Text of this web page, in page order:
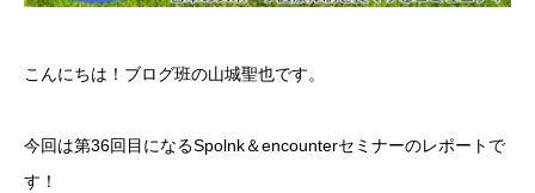
こんにちは！ブログ班の山城聖也です。
今回は第36回目になるSpolnk＆encounterセミナーのレポートで
す！